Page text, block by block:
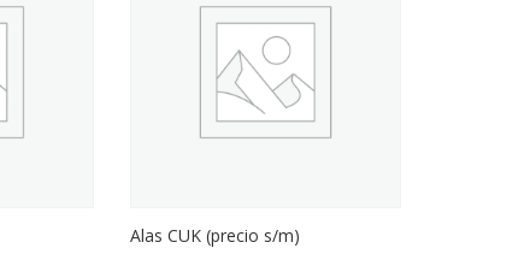
Alas CUK (precio s/m)